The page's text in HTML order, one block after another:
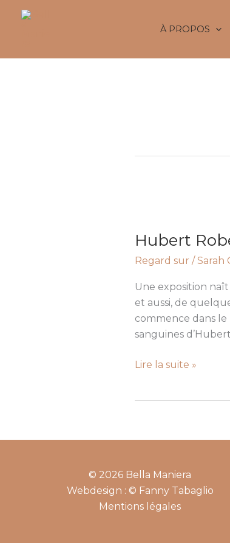
Aller
À PROPOS
Hubert
Regard sur / Sarah
Une exposition
et aussi, de
commence dans
sanguines
&
Fragonard.
sentiment
de
la
nature
Lire la suite »
© 2026 Bella Maniera
Webdesign : © Fanny Tabaglio
Mentions légales